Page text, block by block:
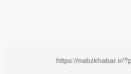
https://nabzkhabar.ir/